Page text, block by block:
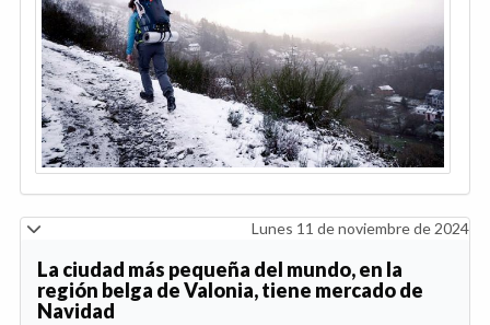
Lunes 11 de noviembre de 2024
La ciudad más pequeña del mundo, en la
región belga de Valonia, tiene mercado de
Navidad